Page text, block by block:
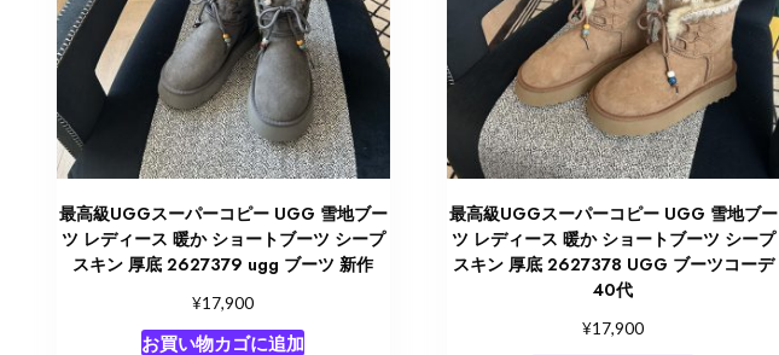
最高級UGGスーパーコピー UGG 雪地ブー
ツ レディース 暖か ショートブーツ シープ
スキン 厚底 2627379 ugg ブーツ 新作
¥17,900
お買い物カゴに追加
最高級UGGスーパーコピー UGG 雪地ブー
ツ レディース 暖か ショートブーツ シープ
スキン 厚底 2627378 UGG ブーツコーデ
40代
¥17,900